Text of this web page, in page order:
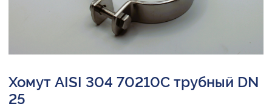
Хомут AISI 304 70210С трубный DN
25